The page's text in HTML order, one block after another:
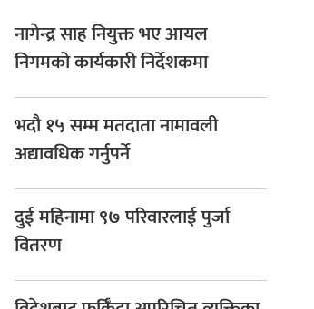
नागेन्द्र साह नियुक्त भए आयल
निगमको कार्यकारी निर्देशकमा
भदौ १५ सम्म मतदाता नामावली
अद्यावधिक गर्नुपर्ने
दुई महिनामा ९७ परिवारलाई पुर्जा
वितरण